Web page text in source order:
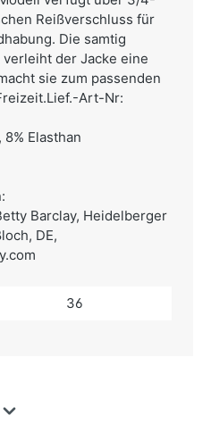
Reißverschluss für
Die samtig
der Jacke eine
sie zum passenden
Art-Nr:
Elasthan
Barclay, Heidelberger
DE,
36